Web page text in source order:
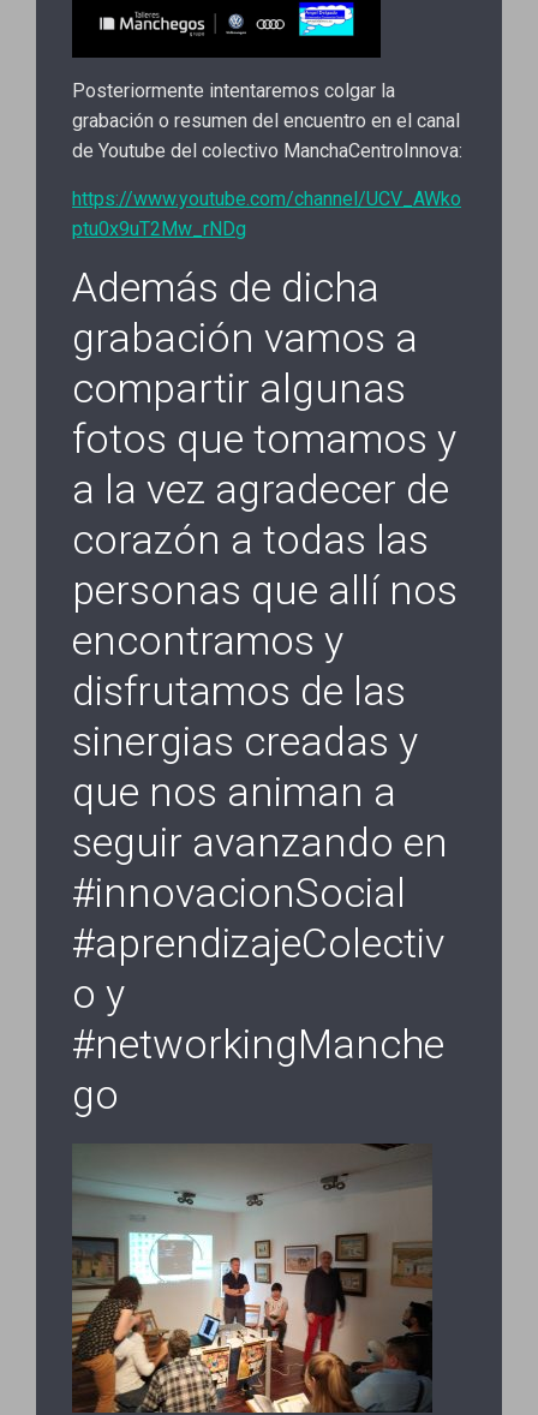
Posteriormente intentaremos colgar la
grabación o resumen del encuentro en el canal
de Youtube del colectivo ManchaCentroInnova:
https://www.youtube.com/channel/UCV_AWko
ptu0x9uT2Mw_rNDg
Además de dicha
grabación vamos a
compartir algunas
fotos que tomamos y
a la vez agradecer de
corazón a todas las
personas que allí nos
encontramos y
disfrutamos de las
sinergias creadas y
que nos animan a
seguir avanzando en
#innovacionSocial
#aprendizajeColectiv
o y
#networkingManche
go